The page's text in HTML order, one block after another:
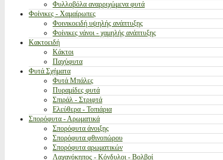
Φυλλοβόλα αναρριχώμενα φυτά
Φοίνικες - Χαμαίρωπες
Φοινικοειδή υψηλής ανάπτυξης
Φοίνικες νάνοι - χαμηλής ανάπτυξης
Κακτοειδή
Κάκτοι
Παχύφυτα
Φυτά Σχήματα
Φυτά Μπάλες
Πυραμίδες φυτά
Σπιράλ - Στριφτά
Ελεύθερα - Τοπιάρια
Σπορόφυτα - Αρωματικά
Σπορόφυτα άνοιξης
Σπορόφυτα φθινοπώρου
Σπορόφυτα αρωματικών
Λαχανόκηπος - Κόνδυλοι - Βολβοί